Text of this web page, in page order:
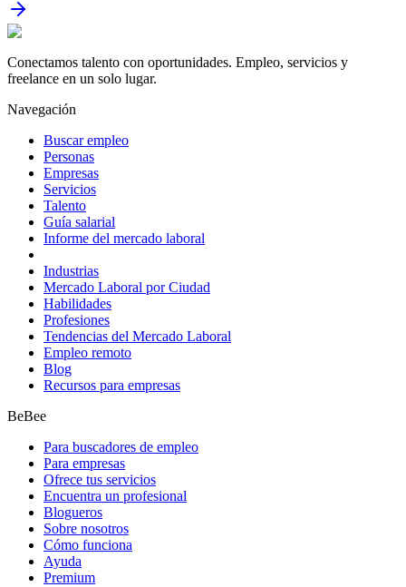
Conectamos talento con oportunidades. Empleo, servicios y
freelance en un solo lugar.
Navegación
Buscar empleo
Personas
Empresas
Servicios
Talento
Guía salarial
Informe del mercado laboral
Industrias
Mercado Laboral por Ciudad
Habilidades
Profesiones
Tendencias del Mercado Laboral
Empleo remoto
Blog
Recursos para empresas
BeBee
Para buscadores de empleo
Para empresas
Ofrece tus servicios
Encuentra un profesional
Blogueros
Sobre nosotros
Cómo funciona
Ayuda
Premium